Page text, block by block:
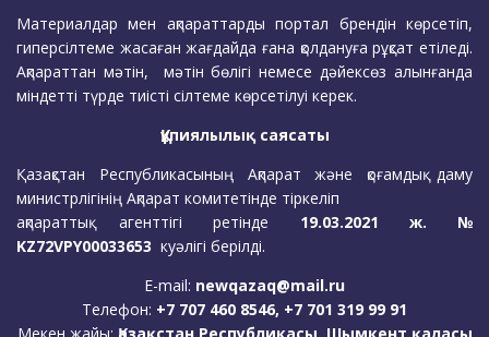
Материалдар мен ақпараттарды портал брендін көрсетіп,
гиперсілтеме жасаған жағдайда ғана қолдануға рұқсат етіледі.
Ақпараттан мәтін, мәтін бөлігі немесе дәйексөз алынғанда
міндетті түрде тиісті сілтеме көрсетілуі керек.
Құпиялылық саясаты
Қазақстан Республикасының Ақпарат және қоғамдық даму
министрлігінің Ақпарат комитетінде тіркеліп
ақпараттық агенттігі ретінде 19.03.2021 ж. №
KZ72VPY00033653 куәлігі берілді.
E-mail: newqazaq@mail.ru
Телефон: +7 707 460 8546, +7 701 319 99 91